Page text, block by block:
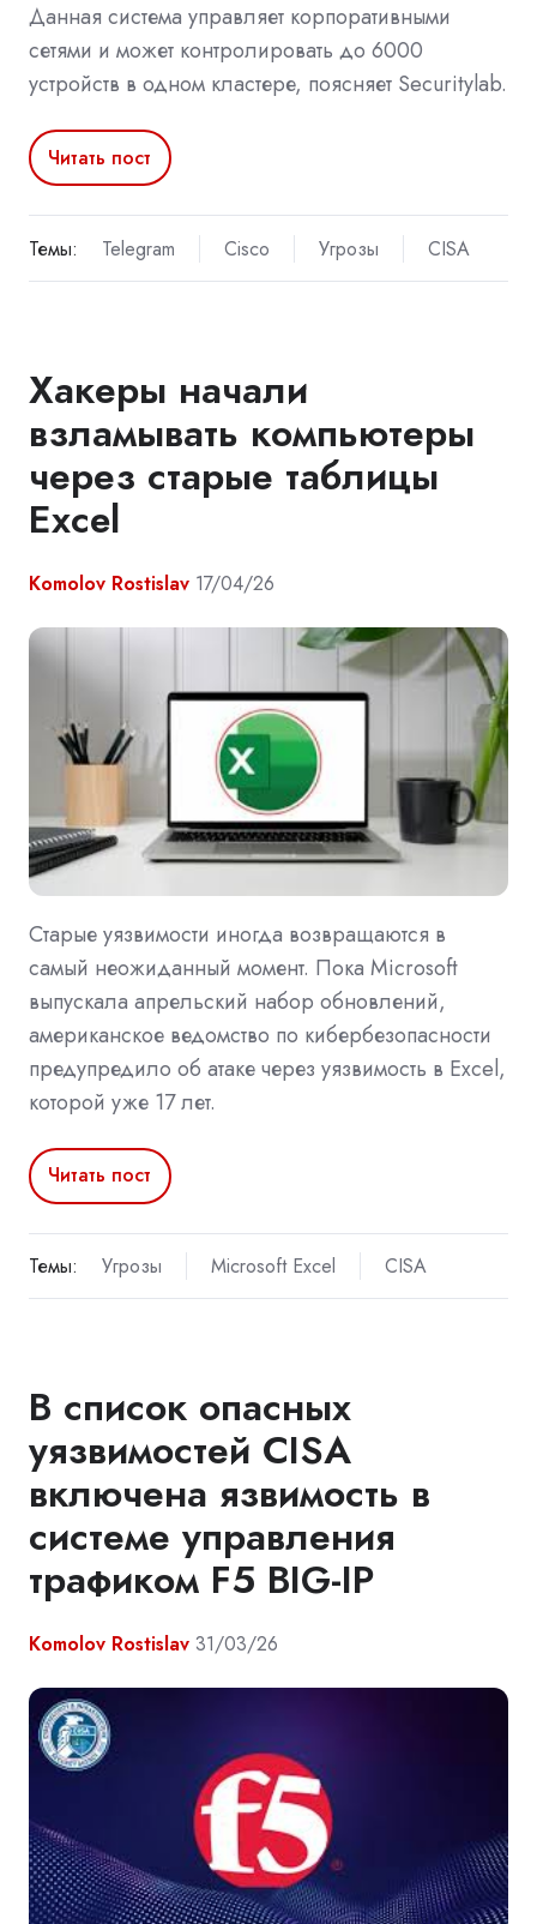
Данная система управляет корпоративными
сетями и может контролировать до 6000
устройств в одном кластере, поясняет Securitylab.
Читать пост
Темы: Telegram Cisco Угрозы CISA
Хакеры начали
взламывать компьютеры
через старые таблицы
Excel
Komolov Rostislav 17/04/26
Старые уязвимости иногда возвращаются в
самый неожиданный момент. Пока Microsoft
выпускала апрельский набор обновлений,
американское ведомство по кибербезопасности
предупредило об атаке через уязвимость в Excel,
которой уже 17 лет.
Читать пост
Темы: Угрозы Microsoft Excel CISA
В список опасных
уязвимостей CISA
включена язвимость в
системе управления
трафиком F5 BIG-IP
Komolov Rostislav 31/03/26